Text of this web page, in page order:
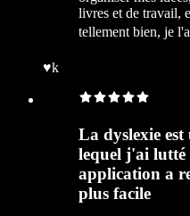
livres et de travail,
tellement bien,
♥︎k
La dyslexie
lequel j'ai lutté
application a
plus facile